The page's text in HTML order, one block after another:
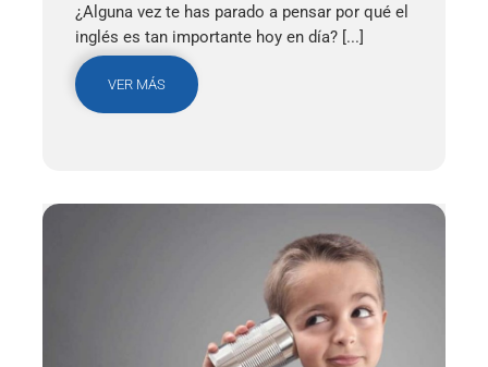
¿Alguna vez te has parado a pensar por qué el
inglés es tan importante hoy en día? [...]
VER MÁS